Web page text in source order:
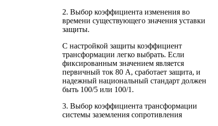
2. Выбор коэффициента изменения во
времени существующего значения уставки
защиты.
С настройкой защиты коэффициент
трансформации легко выбрать. Если
фиксированным значением является
первичный ток 80 А, сработает защита, и
надежный национальный стандарт должен
быть 100/5 или 100/1.
3. Выбор коэффициента трансформации
системы заземления сопротивления